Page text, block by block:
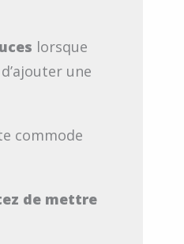
lorsque
une
commode
de mettre